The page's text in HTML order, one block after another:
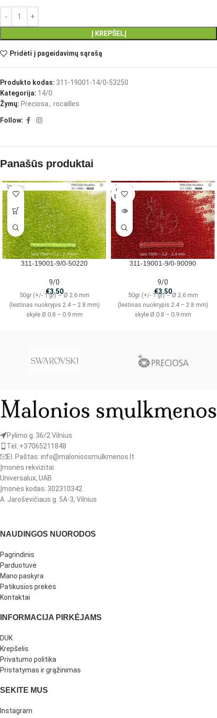
Į KREPŠELĮ
Pridėti į pageidavimų sąrašą
Produkto kodas: 311-19001-14/0-53250
Kategorija: 14/0
Žymų: Preciosa, rocailles
Follow:
Panašūs produktai
311-19001-9/0-50220
9/0
€3.50
50gr (+/- 1 gr) ~ Ø 2.6 mm
(lestinas nuokrypis 2.4 – 2.8 mm)
skylė Ø 0.8 – 0.9 mm
IŠPAR
DUOTA
311-19001-9/0-90090
9/0
€3.50
50gr (+/- 1 gr) ~ Ø 2.6 mm
(lestinas nuokrypis 2.4 – 2.8 mm)
skylė Ø 0.8 – 0.9 mm
Pylimo g. 36/2 Vilnius
Tel: +37065211848
El. Paštas: info@maloniossmulkmenos.lt
Įmonės rekvizitai:
Universalux, UAB
Įmonės kodas: 302310342
A. Jaroševičiaus g. 5A-3, Vilnius
NAUDINGOS NUORODOS
Pagrindinis
Parduotuvė
Mano paskyra
Patikusios prekės
Kontaktai
INFORMACIJA PIRKĖJAMS
DUK
Krepšelis
Privatumo politika
Pristatymas ir grąžinimas
SEKITE MUS
Instagram